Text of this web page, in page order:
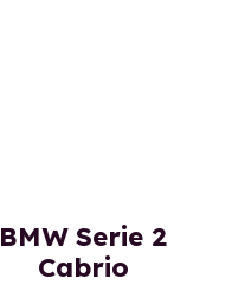
BMW Serie 2
Cabrio